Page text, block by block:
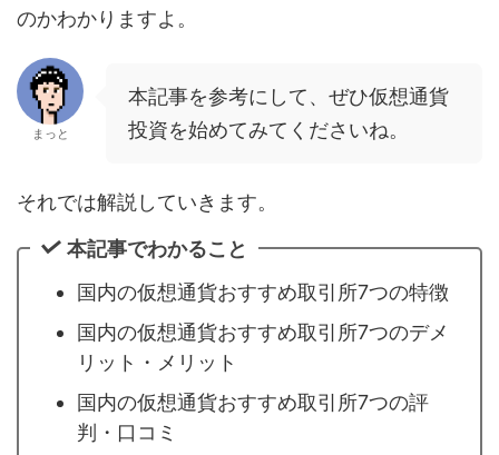
のかわかりますよ。
まっと
本記事を参考にして、ぜひ仮想通貨
投資を始めてみてくださいね。
それでは解説していきます。
本記事でわかること
国内の仮想通貨おすすめ取引所7つの特徴
国内の仮想通貨おすすめ取引所7つのデメ
リット・メリット
国内の仮想通貨おすすめ取引所7つの評
判・口コミ